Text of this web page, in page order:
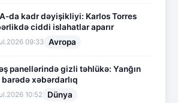
da kadr dəyişikliyi: Karlos Torres
ciddi islahatlar aparır
09:33 Avropa
panellərində gizli təhlükə: Yanğın
xəbərdarlıq
10:52 Dünya